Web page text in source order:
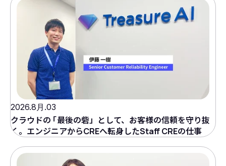
2026.8月.03
クラウドの 「最後の砦」として、お客様の信頼を守り抜
く。エンジニアからCREへ転身したStaff CREの仕事